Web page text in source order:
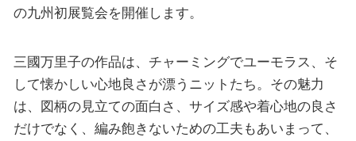
の九州初展覧会を開催します。
三國万里子の作品は、チャーミングでユーモラス、そ
して懐かしい心地良さが漂うニットたち。その魅力
は、図柄の見立ての面白さ、サイズ感や着心地の良さ
だけでなく、編み飽きないための工夫もあいまって、